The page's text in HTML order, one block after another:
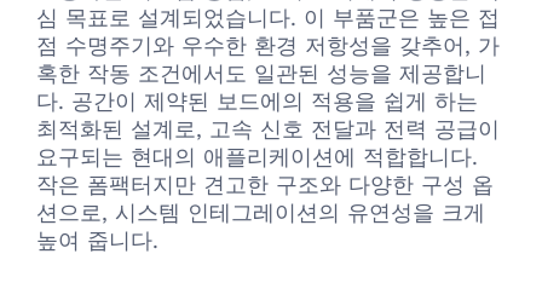
심 목표로 설계되었습니다. 이 부품군은 높은 접
점 수명주기와 우수한 환경 저항성을 갖추어, 가
혹한 작동 조건에서도 일관된 성능을 제공합니
다. 공간이 제약된 보드에의 적용을 쉽게 하는
최적화된 설계로, 고속 신호 전달과 전력 공급이
요구되는 현대의 애플리케이션에 적합합니다.
작은 폼팩터지만 견고한 구조와 다양한 구성 옵
션으로, 시스템 인테그레이션의 유연성을 크게
높여 줍니다.